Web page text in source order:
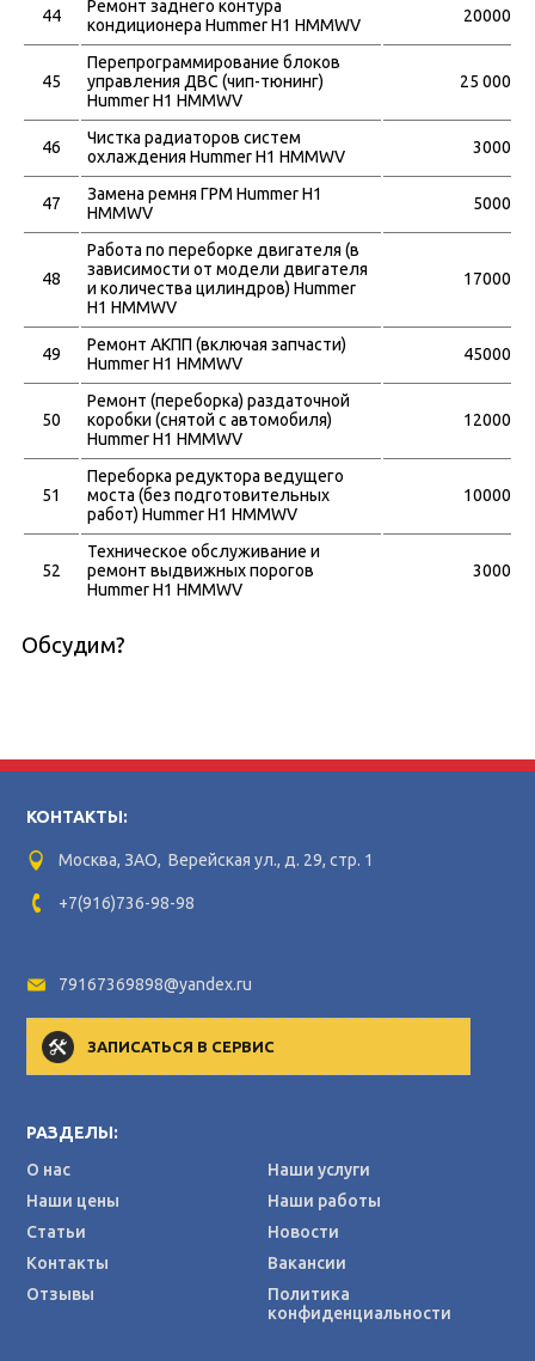
44
Ремонт заднего контура
кондиционера Hummer H1 HMMWV
20000
45
Перепрограммирование блоков
управления ДВС (чип-тюнинг)
Hummer H1 HMMWV
25 000
46
Чистка радиаторов систем
охлаждения Hummer H1 HMMWV
3000
47
Замена ремня ГРМ Hummer H1
HMMWV
5000
48
Работа по переборке двигателя (в
зависимости от модели двигателя
и количества цилиндров) Hummer
H1 HMMWV
17000
49
Ремонт АКПП (включая запчасти)
Hummer H1 HMMWV
45000
50
Ремонт (переборка) раздаточной
коробки (снятой с автомобиля)
Hummer H1 HMMWV
12000
51
Переборка редуктора ведущего
моста (без подготовительных
работ) Hummer H1 HMMWV
10000
52
Техническое обслуживание и
ремонт выдвижных порогов
Hummer H1 HMMWV
3000
Обсудим?
КОНТАКТЫ:
Москва, ЗАО, Верейская ул., д. 29, стр. 1
+7(916)736-98-98
79167369898@yandex.ru
ЗАПИСАТЬСЯ В СЕРВИС
РАЗДЕЛЫ:
О нас
Наши услуги
Наши цены
Наши работы
Статьи
Новости
Контакты
Вакансии
Отзывы
Политика
конфиденциальности